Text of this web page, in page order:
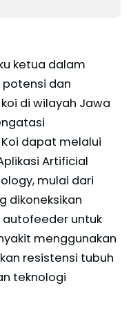
ketua dalam
dan
di wilayah Jawa
dapat melalui
Artificial
mulai dari
dikoneksikan
untuk
menggunakan
resistensi tubuh
teknologi